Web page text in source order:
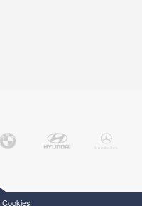
Cookies